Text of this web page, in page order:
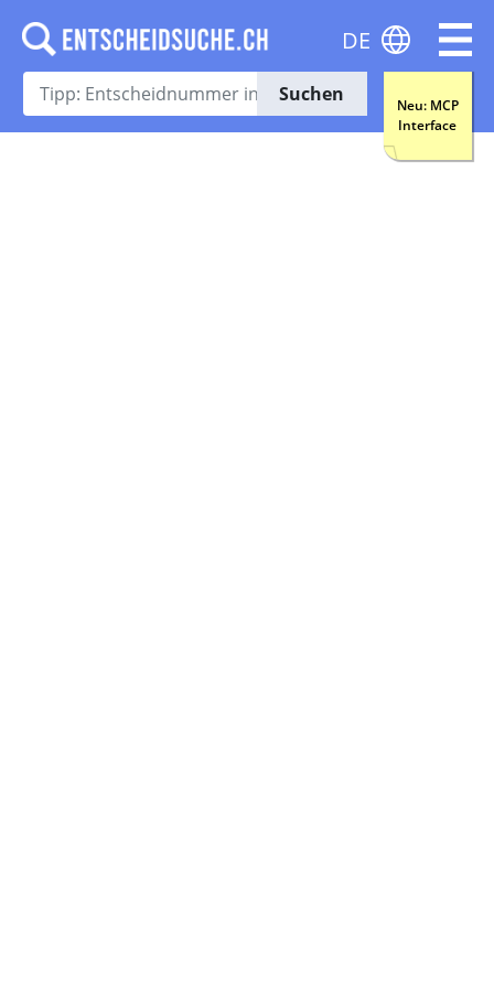
Suchen
Neu: MCP
Interface
DE